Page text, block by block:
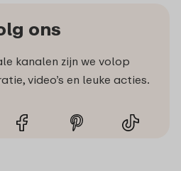
ons
kanalen zijn we volop
video’s en leuke acties.